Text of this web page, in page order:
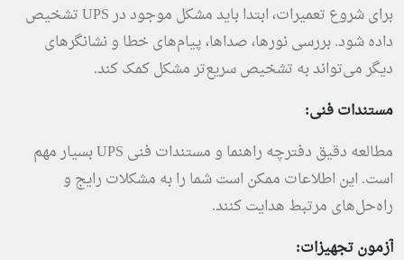
برای شروع تعمیرات، ابتدا باید مشکل موجود در UPS تشخیص
داده شود. بررسی نورها، صداها، پیام‌های خطا و نشانگرهای
دیگر می‌تواند به تشخیص سریع‌تر مشکل کمک کند.
مستندات فنی:
مطالعه دقیق دفترچه راهنما و مستندات فنی UPS بسیار مهم
است. این اطلاعات ممکن است شما را به مشکلات رایج و
راه‌حل‌های مرتبط هدایت کنند.
آزمون تجهیزات: